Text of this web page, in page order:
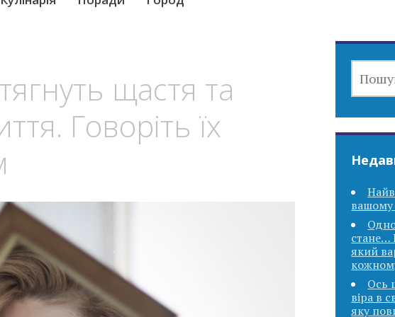
щастя та
Говоріть їх
вашому
стане…
який
Ось
віра в
яку